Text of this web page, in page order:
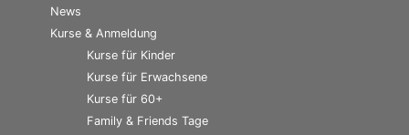
News
Kurse & Anmeldung
Kurse für Kinder
Kurse für Erwachsene
Kurse für 60+
Family & Friends Tage